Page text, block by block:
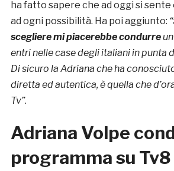
ha fatto sapere che ad oggi si
ad ogni possibilità. Ha poi aggiunto: “
scegliere mi piacerebbe condurre
entri nelle case degli italiani in punta
Di sicuro la Adriana che ha
diretta ed autentica, è quella che
Tv”.
Adriana Volpe
programma su